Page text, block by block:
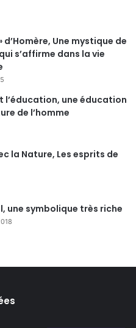
d’Homère, Une mystique de
s’affirme dans la vie
l’éducation, une éducation
de l’homme
la Nature, Les esprits de
une symbolique très riche